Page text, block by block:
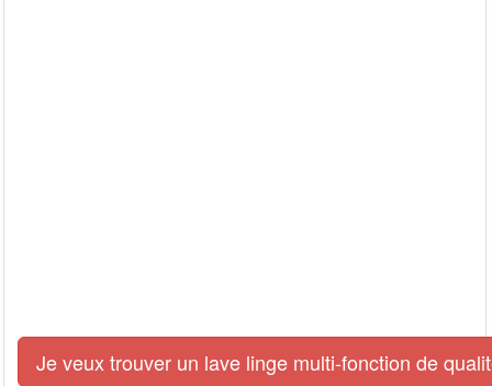
Je veux trouver un lave linge multi-fonction de